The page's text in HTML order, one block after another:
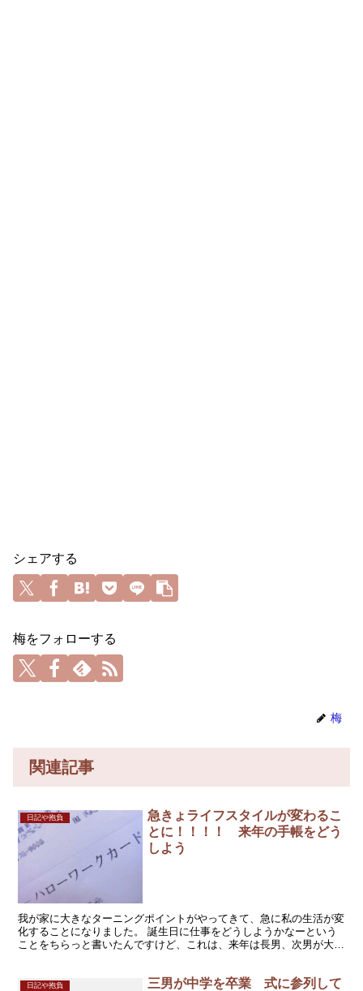
シェアする
梅をフォローする
梅
関連記事
日記や抱負
急きょライフスタイルが変わるこ
とに！！！！ 来年の手帳をどう
しよう
我が家に大きなターニングポイントがやってきて、急に私の生活が変
化することになりました。 誕生日に仕事をどうしようかなーという
ことをちらっと書いたんですけど、これは、来年は長男、次男が大学
日記や抱負
三男が中学を卒業 式に参列して